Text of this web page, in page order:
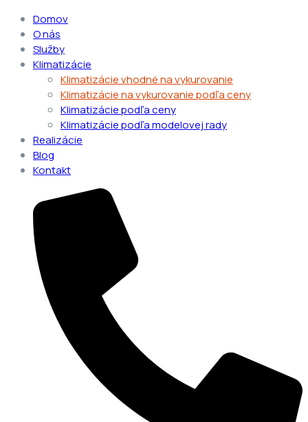
Domov
O nás
Služby
Klimatizácie
Klimatizácie vhodné na vykurovanie
Klimatizácie na vykurovanie podľa ceny
Klimatizácie podľa ceny
Klimatizácie podľa modelovej rady
Realizácie
Blog
Kontakt